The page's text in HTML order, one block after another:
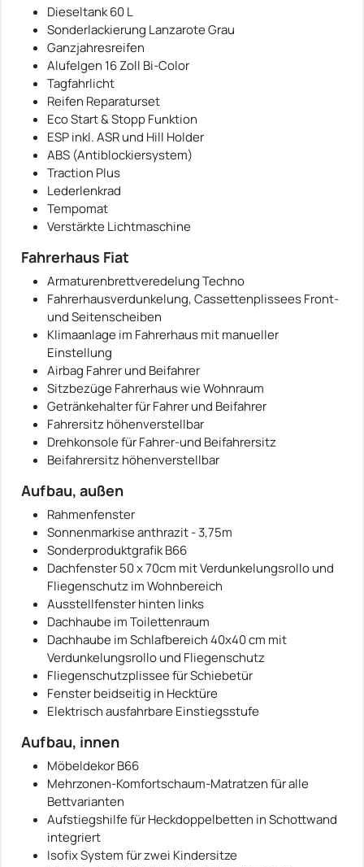
Dieseltank 60 L
Sonderlackierung Lanzarote Grau
Ganzjahresreifen
Alufelgen 16 Zoll Bi-Color
Tagfahrlicht
Reifen Reparaturset
Eco Start & Stopp Funktion
ESP inkl. ASR und Hill Holder
ABS (Antiblockiersystem)
Traction Plus
Lederlenkrad
Tempomat
Verstärkte Lichtmaschine
Fahrerhaus Fiat
Armaturenbrettveredelung Techno
Fahrerhausverdunkelung, Cassettenplissees Front-
und Seitenscheiben
Klimaanlage im Fahrerhaus mit manueller
Einstellung
Airbag Fahrer und Beifahrer
Sitzbezüge Fahrerhaus wie Wohnraum
Getränkehalter für Fahrer und Beifahrer
Fahrersitz höhenverstellbar
Drehkonsole für Fahrer-und Beifahrersitz
Beifahrersitz höhenverstellbar
Aufbau, außen
Rahmenfenster
Sonnenmarkise anthrazit - 3,75m
Sonderproduktgrafik B66
Dachfenster 50 x 70cm mit Verdunkelungsrollo und
Fliegenschutz im Wohnbereich
Ausstellfenster hinten links
Dachhaube im Toilettenraum
Dachhaube im Schlafbereich 40x40 cm mit
Verdunkelungsrollo und Fliegenschutz
Fliegenschutzplissee für Schiebetür
Fenster beidseitig in Hecktüre
Elektrisch ausfahrbare Einstiegsstufe
Aufbau, innen
Möbeldekor B66
Mehrzonen-Komfortschaum-Matratzen für alle
Bettvarianten
Aufstiegshilfe für Heckdoppelbetten in Schottwand
integriert
Isofix System für zwei Kindersitze